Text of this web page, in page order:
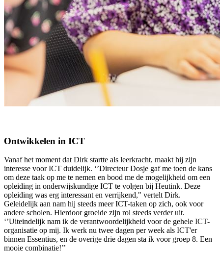
Ontwikkelen in ICT
Vanaf het moment dat Dirk startte als leerkracht, maakt hij zijn
interesse voor ICT duidelijk. ‘’Directeur Dosje gaf me toen de kans
om deze taak op me te nemen en bood me de mogelijkheid om een
opleiding in onderwijskundige ICT te volgen bij Heutink. Deze
opleiding was erg interessant en verrijkend," vertelt Dirk.
Geleidelijk aan nam hij steeds meer ICT-taken op zich, ook voor
andere scholen. Hierdoor groeide zijn rol steeds verder uit.
‘’Uiteindelijk nam ik de verantwoordelijkheid voor de gehele ICT-
organisatie op mij. Ik werk nu twee dagen per week als ICT'er
binnen Essentius, en de overige drie dagen sta ik voor groep 8. Een
mooie combinatie!’’